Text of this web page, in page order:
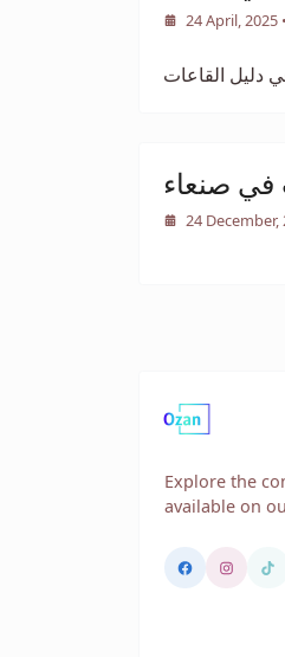
24 April, 2025 •
دليل القاعات
في صنعاء
24 December,
Explore the
available on